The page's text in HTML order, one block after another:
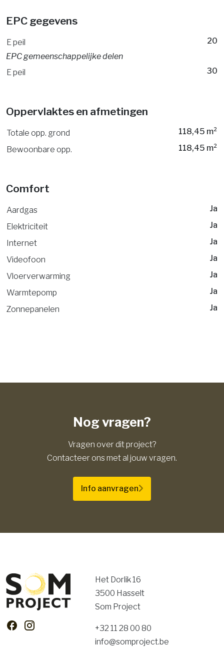
EPC gegevens
E peil
20
EPC gemeenschappelijke delen
E peil
30
Oppervlaktes en afmetingen
Totale opp. grond
118,45 m²
Bewoonbare opp.
118,45 m²
Comfort
Aardgas
Ja
Elektriciteit
Ja
Internet
Ja
Videofoon
Ja
Vloerverwarming
Ja
Warmtepomp
Ja
Zonnepanelen
Ja
Nog vragen?
Vragen over dit project?
Contacteer ons met al jouw vragen.
Info aanvragen
Het Dorlik 16
3500 Hasselt
Som Project
+32 11 28 00 80
info@somproject.be